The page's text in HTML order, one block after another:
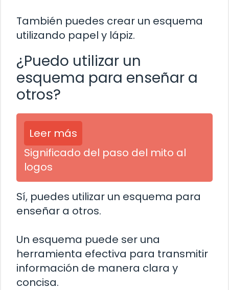
También puedes crear un esquema
utilizando papel y lápiz.
¿Puedo utilizar un
esquema para enseñar a
otros?
Leer más
Significado del paso del mito al
logos
Sí, puedes utilizar un esquema para
enseñar a otros.
Un esquema puede ser una
herramienta efectiva para transmitir
información de manera clara y
concisa.